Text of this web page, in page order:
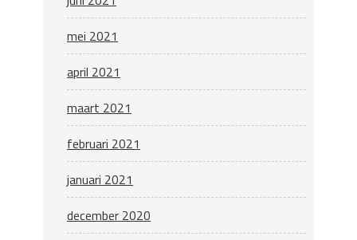
mei 2021
april 2021
maart 2021
februari 2021
januari 2021
december 2020